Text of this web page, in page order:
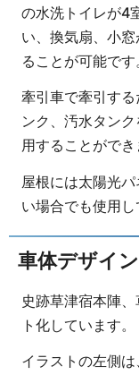
の水洗トイレが4
い、換気扇、小
ることが可能です
牽引車で牽引す
ンク、汚水タン
用することができ
屋根には太陽光
い場合でも使用し
車体デザイン
史跡草津宿本陣
ト化しています。
イラストの左側